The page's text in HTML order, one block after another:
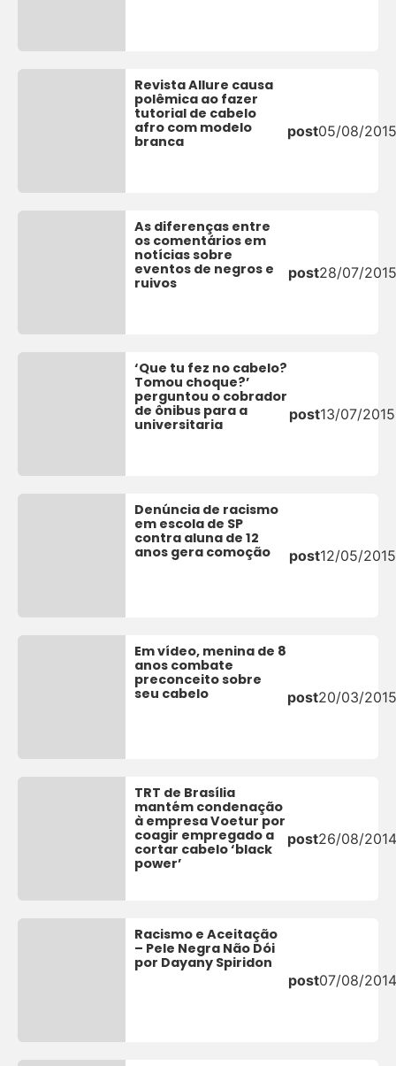
Revista Allure causa
polêmica ao fazer
tutorial de cabelo
afro com modelo
branca
post05/08/
As diferenças entre
os comentários em
notícias sobre
eventos de negros e
ruivos
post28/07/2015
‘Que tu fez no cabelo?
Tomou choque?’
perguntou o cobrador
de ônibus para a
universitaria
post13/07/2015
Denúncia de racismo
em escola de SP
contra aluna de 12
anos gera comoção
post12/05/2015
Em vídeo, menina de 8
anos combate
preconceito sobre
seu cabelo
post20/03/
TRT de Brasília
mantém condenação
à empresa Voetur por
coagir empregado a
cortar cabelo ‘black
power’
post26/08/
Racismo e Aceitação
– Pele Negra Não Dói
por Dayany Spiridon
post07/08/2014